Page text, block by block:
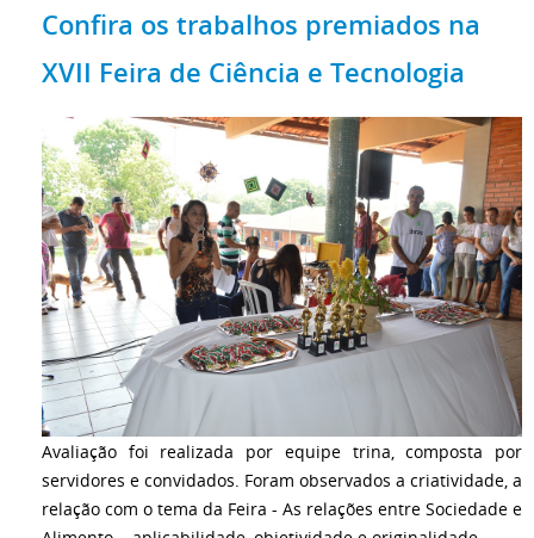
Confira os trabalhos premiados na
XVII Feira de Ciência e Tecnologia
Avaliação foi realizada por equipe trina, composta por
servidores e convidados. Foram observados a criatividade, a
relação com o tema da Feira - As relações entre Sociedade e